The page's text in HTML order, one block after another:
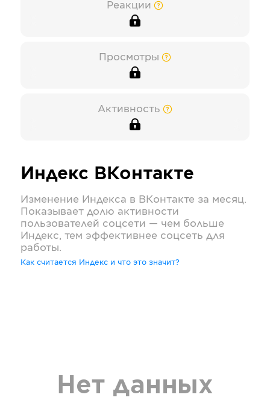
Реакции
Просмотры
Активность
Индекс ВКонтакте
Изменение Индекса в ВКонтакте за месяц.
Показывает долю активности
пользователей соцсети — чем больше
Индекс, тем эффективнее соцсеть для
работы.
Как считается Индекс и что это значит?
Нет данных